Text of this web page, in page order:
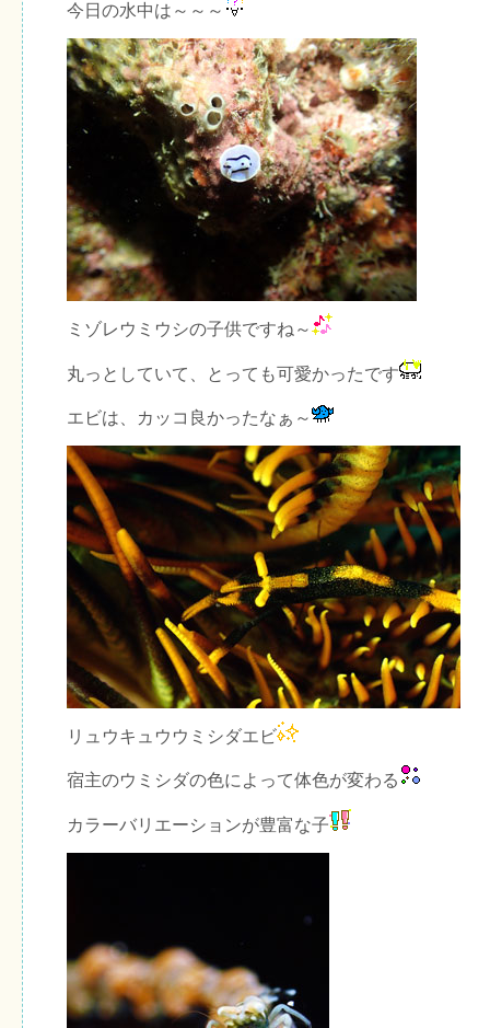
今日の水中は～～～
ミゾレウミウシの子供ですね～
丸っとしていて、とっても可愛かったです
エビは、カッコ良かったなぁ～
リュウキュウウミシダエビ
宿主のウミシダの色によって体色が変わる
カラーバリエーションが豊富な子